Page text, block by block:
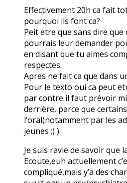
Effectivement 20h ca fait
pourquoi ils font ca?
Peit etre que sans dire que
pourrais leur demander
en disant que tu aimes
respectes.
Apres ne fait ca que dans
Pour le texto oui ca peut
par contre il faut prévoir
derrière, parce que
l’oral(notamment par les
jeunes ;) )
Je suis ravie de savoir que
Ecoute,euh actuellement
compliqué,mais y’a des